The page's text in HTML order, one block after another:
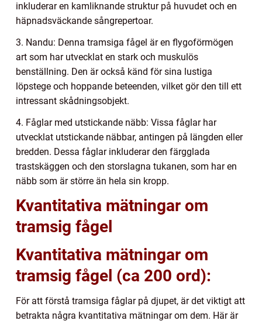
inkluderar en kamliknande struktur på huvudet och en
häpnadsväckande sångrepertoar.
3. Nandu: Denna tramsiga fågel är en flygoförmögen
art som har utvecklat en stark och muskulös
benställning. Den är också känd för sina lustiga
löpstege och hoppande beteenden, vilket gör den till ett
intressant skådningsobjekt.
4. Fåglar med utstickande näbb: Vissa fåglar har
utvecklat utstickande näbbar, antingen på längden eller
bredden. Dessa fåglar inkluderar den färgglada
trastskäggen och den storslagna tukanen, som har en
näbb som är större än hela sin kropp.
Kvantitativa mätningar om
tramsig fågel
Kvantitativa mätningar om
tramsig fågel (ca 200 ord):
För att förstå tramsiga fåglar på djupet, är det viktigt att
betrakta några kvantitativa mätningar om dem. Här är